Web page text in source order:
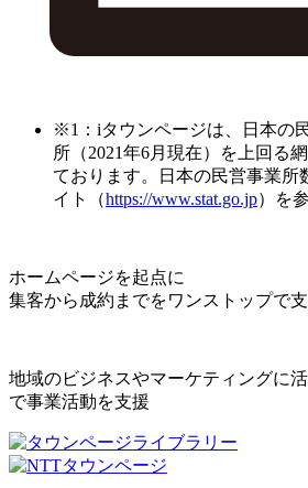
※1：iタウンページは、日本の
所（2021年6月現在）を上回る
ております。日本の民営事業所
イト（https://www.stat.go.jp）を
ホームページを起点に
集客から成約までをワンストップで
地域のビジネスやマーケティングに
で事業活動を支援